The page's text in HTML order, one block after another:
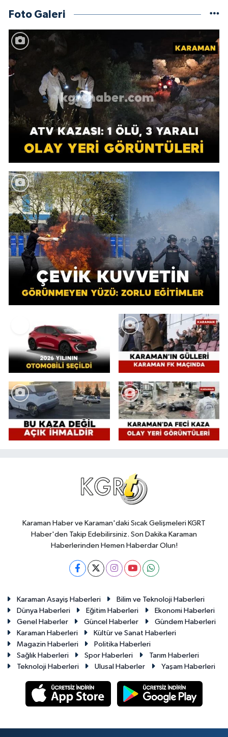
Foto Galeri
Karaman Haber ve Karaman'daki Sıcak Gelişmeleri KGRT
Haber'den Takip Edebilirsiniz. Son Dakika Karaman
Haberlerinden Hemen Haberdar Olun!
Karaman Asayiş Haberleri
Bilim ve Teknoloji Haberleri
Dünya Haberleri
Eğitim Haberleri
Ekonomi Haberleri
Genel Haberler
Güncel Haberler
Gündem Haberleri
Karaman Haberleri
Kültür ve Sanat Haberleri
Magazin Haberleri
Politika Haberleri
Sağlık Haberleri
Spor Haberleri
Tarım Haberleri
Teknoloji Haberleri
Ulusal Haberler Yaşam Haberleri